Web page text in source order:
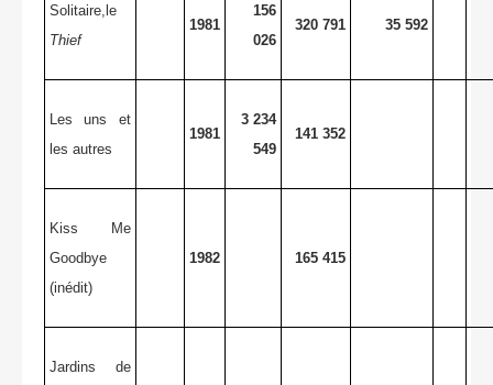
Solitaire,le
Thief
1981
156
026
320 791 35 592
Les uns et
les autres
1981
3 234
549
141 352
Kiss Me
Goodbye
(inédit)
1982 165 415
Jardins de